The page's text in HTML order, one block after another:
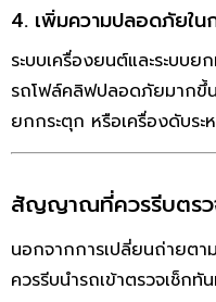
4. เพิ่มความปลอดภัยใน
ระบบเครื่องยนต์และระบบ
รถโฟล์คลิฟปลอดภัยมากขึ้
ยกกระตุก หรือเครื่องดับระ
สัญญาณที่ควรรีบตรว
นอกจากการเปลี่ยนถ่ายต
ควรรีบนำรถเข้าตรวจเช็กทั